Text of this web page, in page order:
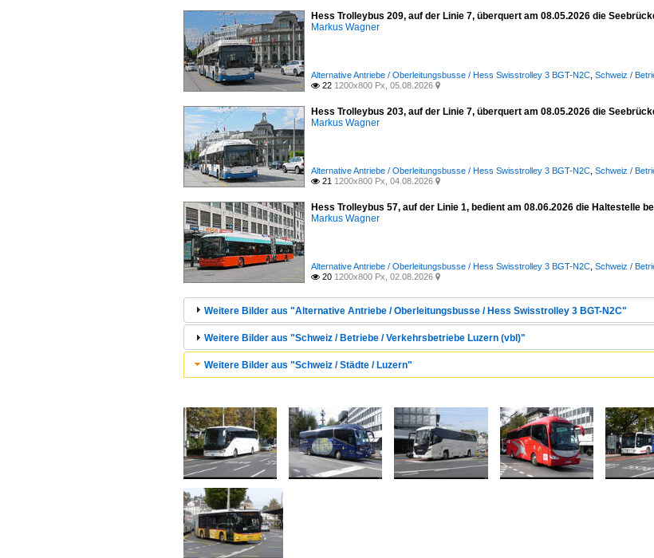
Hess Trolleybus 209, auf der Linie 7, überquert am 08.05.2026 die
Markus Wagner
Alternative Antriebe / Oberleitungsbusse / Hess Swisstrolley 3 BGT-N2C Schweiz /
 22 1200x800 Px, 05.08.2026 
Hess Trolleybus 203, auf der Linie 7, überquert am 08.05.2026 die
Markus Wagner
Alternative Antriebe / Oberleitungsbusse / Hess Swisstrolley 3 BGT-N2C Schweiz /
 21 1200x800 Px, 04.08.2026 
Hess Trolleybus 57, auf der Linie 1, bedient am 08.06.2026 die Haltestelle
Markus Wagner
Alternative Antriebe / Oberleitungsbusse / Hess Swisstrolley 3 BGT-N2C Schweiz /
 20 1200x800 Px, 02.08.2026 
Weitere Bilder aus "Alternative Antriebe / Oberleitungsbusse / Hess Swisstrolley 3 BGT-N2C"
Weitere Bilder aus "Schweiz / Betriebe / Verkehrsbetriebe Luzern (vbl)"
Weitere Bilder aus "Schweiz / Städte / Luzern"